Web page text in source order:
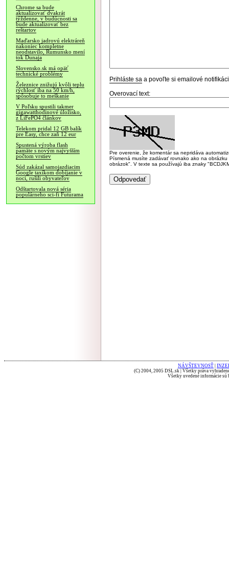
Chrome sa bude
aktualizovať dvakrát
týždenne, v budúcnosti sa
bude aktualizovať bez
reštartov
Maďarsko jadrovú elektráreň
nakoniec kompletne
neodstavilo, Rumunsko mení
tok Dunaja
Slovensko.sk má opäť
technické problémy
Železnice znižujú kvôli teplu
rýchlosť iba na 50 km/h,
spôsobuje to meškanie
V Poľsku spustili takmer
gigawatthodinové úložisko,
z LiFePO4 článkov
Telekom pridal 12 GB balík
pre Easy, chce zaň 12 eur
Spustená výroba flash
pamäte s novým najvyšším
počtom vrstiev
Súd zakázal samojazdiacim
Google taxíkom dobíjanie v
noci, rušili obyvateľov
Odštartovala nová séria
populárneho sci-fi Futurama
Prihláste sa a povoľte si emailové
Overovací text:
Pre overenie, že komentár sa nepridáva
Písmená musíte zadávať rovnako ako na
obrázok". V texte sa používajú iba znaky
NÁVŠTEVNOSŤ
(C) 2004, 2005 DSL.sk | Všetky práva
Všetky uvedené informácie sú